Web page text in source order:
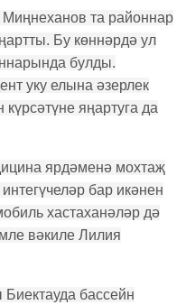
та районнар
Бу көннәрдә ул
булды.
уку елына әзерлек
яңартуга да
ярдәменә мохтаҗ
бар икәнен
хастаханәләр дә
вәкиле Лилия
Биектауда бассейн